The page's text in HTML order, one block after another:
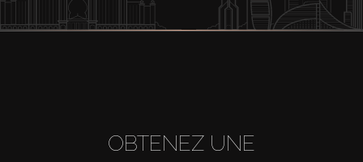
OBTENEZ UNE